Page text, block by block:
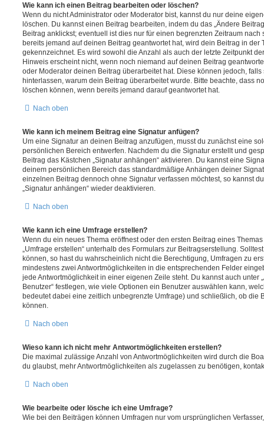
Wie kann ich einen Beitrag bearbeiten oder löschen?
Wenn du nicht Administrator oder Moderator bist, kannst du nur deine
löschen. Du kannst einen Beitrag bearbeiten, indem du das „Ändere
Beitrag anklickst; eventuell ist dies nur für einen begrenzten Zeitraum
bereits jemand auf deinen Beitrag geantwortet hat, wird dein Beitrag in der
gekennzeichnet. Es wird sowohl die Anzahl als auch der letzte Zeitpunkt
Hinweis erscheint nicht, wenn noch niemand auf deinen Beitrag
oder Moderator deinen Beitrag überarbeitet hat. Diese können jedoch,
hinterlassen, warum dein Beitrag überarbeitet wurde. Bitte beachte, dass
löschen können, wenn bereits jemand darauf geantwortet hat.
Nach oben
Wie kann ich meinem Beitrag eine Signatur anfügen?
Um eine Signatur an deinen Beitrag anzufügen, musst du zunächst eine
persönlichen Bereich entwerfen. Nachdem du die Signatur erstellt und
Beitrag das Kästchen „Signatur anhängen“ aktivieren. Du kannst eine
deinem persönlichen Bereich das standardmäßige Anhängen deiner
einzelnen Beitrag dennoch ohne Signatur verfassen möchtest, so kannst
„Signatur anhängen“ wieder deaktivieren.
Nach oben
Wie kann ich eine Umfrage erstellen?
Wenn du ein neues Thema eröffnest oder den ersten Beitrag eines
„Umfrage erstellen“ unterhalb des Formulars zur Beitragserstellung.
können, so hast du wahrscheinlich nicht die Berechtigung, Umfragen zu
mindestens zwei Antwortmöglichkeiten in die entsprechenden Felder
jede Antwortmöglichkeit in einer eigenen Zeile steht. Du kannst auch unter
Benutzer“ festlegen, wie viele Optionen ein Benutzer auswählen kann,
bedeutet dabei eine zeitlich unbegrenzte Umfrage) und schließlich, ob die
können.
Nach oben
Wieso kann ich nicht mehr Antwortmöglichkeiten erstellen?
Die maximal zulässige Anzahl von Antwortmöglichkeiten wird durch die
du glaubst, mehr Antwortmöglichkeiten als zugelassen zu benötigen,
Nach oben
Wie bearbeite oder lösche ich eine Umfrage?
Wie bei den Beiträgen können Umfragen nur vom ursprünglichen